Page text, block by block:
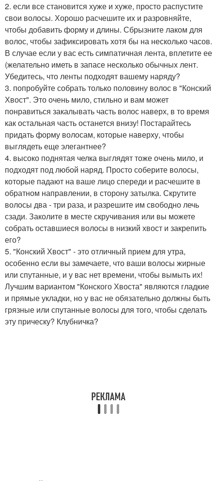
2. если все становится хуже и хуже, просто распустите
свои волосы. Хорошо расчешите их и разровняйте,
чтобы добавить форму и длины. Сбрызните лаком для
волос, чтобы зафиксировать хотя бы на несколько часов.
В случае если у вас есть симпатичная лента, вплетите ее
(желательно иметь в запасе несколько обычных лент.
Убедитесь, что ленты подходят вашему наряду?
3. попробуйте собрать только половину волос в "Конский
Хвост". Это очень мило, стильно и вам может
понравиться закалывать часть волос наверх, в то время
как остальная часть останется внизу! Постарайтесь
придать форму волосам, которые наверху, чтобы
выглядеть еще элегантнее?
4. высоко поднятая челка выглядят тоже очень мило, и
подходят под любой наряд. Просто соберите волосы,
которые падают на ваше лицо спереди и расчешите в
обратном направлении, в сторону затылка. Скрутите
волосы два - три раза, и разрешите им свободно лечь
сзади. Заколите в месте скручивания или вы можете
собрать оставшиеся волосы в низкий хвост и закрепить
его?
5. "Конский Хвост" - это отличный прием для утра,
особенно если вы замечаете, что ваши волосы жирные
или спутанные, и у вас нет времени, чтобы вымыть их!
Лучшим вариантом "Конского Хвоста" являются гладкие
и прямые укладки, но у вас не обязательно должны быть
грязные или спутанные волосы для того, чтобы сделать
эту прическу? Клубничка?